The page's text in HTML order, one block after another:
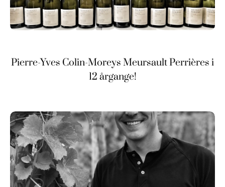
Pierre-Yves Colin-Moreys Meursault Perrières i
12 årgange!